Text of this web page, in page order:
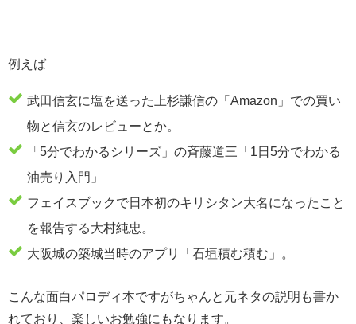
例えば
武田信玄に塩を送った上杉謙信の「Amazon」での買い
物と信玄のレビューとか。
「5分でわかるシリーズ」の斉藤道三「1日5分でわかる
油売り入門」
フェイスブックで日本初のキリシタン大名になったこと
を報告する大村純忠。
大阪城の築城当時のアプリ「石垣積む積む」。
こんな面白パロディ本ですがちゃんと元ネタの説明も書か
れており、楽しいお勉強にもなります。